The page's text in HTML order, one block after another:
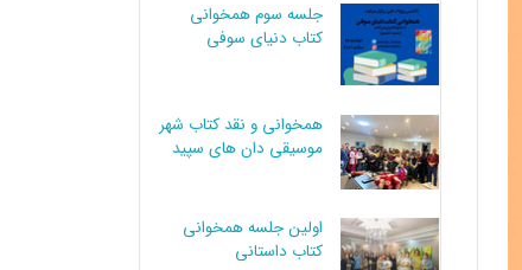
جلسه سوم همخوانی
کتاب دنیای سوفی
همخوانی و نقد کتاب شهر
موسیقی دان های سپید
اولین جلسه همخوانی
کتاب داستانی